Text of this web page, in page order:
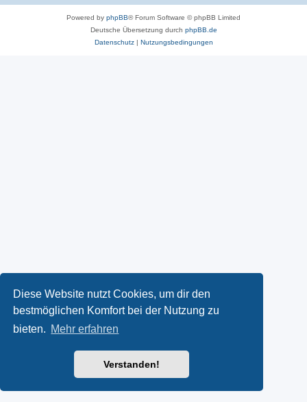
Diese Website nutzt Cookies, um dir den
bestmöglichen Komfort bei der Nutzung zu
bieten. Mehr erfahren
Verstanden!
Powered by phpBB® Forum Software © phpBB Limited
Deutsche Übersetzung durch phpBB.de
Datenschutz| Nutzungsbedingungen